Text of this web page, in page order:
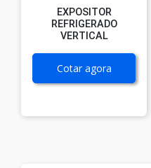
EXPOSITOR
REFRIGERADO
VERTICAL
Cotar agora